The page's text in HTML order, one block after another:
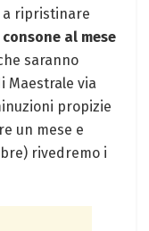
a ripristinare
al mese
saranno
Maestrale via
propizie
un mese e
rivedremo i